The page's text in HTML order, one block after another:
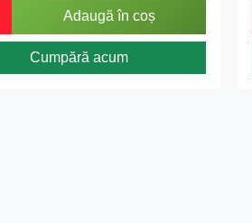
Adaugă în coș
Cumpără acum